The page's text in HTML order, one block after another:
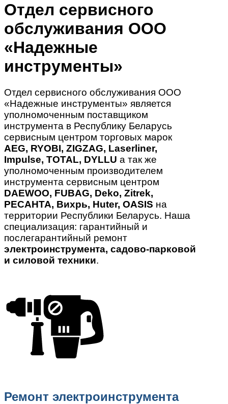
Отдел сервисного
обслуживания ООО
«Надежные
инструменты»
Отдел сервисного обслуживания ООО
«Надежные инструменты» является
уполномоченным поставщиком
инструмента в Республику Беларусь
сервисным центром торговых марок
AEG, RYOBI, ZIGZAG, Laserliner,
Impulse, TOTAL, DYLLU а так же
уполномоченным производителем
инструмента сервисным центром
DAEWOO, FUBAG, Deko, Zitrek,
РЕСАНТА, Вихрь, Huter, OASIS на
территории Республики Беларусь. Наша
специализация: гарантийный и
послегарантийный ремонт
электроинструмента, садово-парковой
и силовой техники.
Ремонт электроинструмента